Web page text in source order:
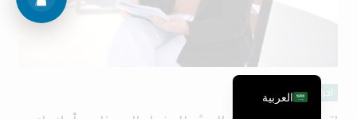
اجراءات القبولالعربية